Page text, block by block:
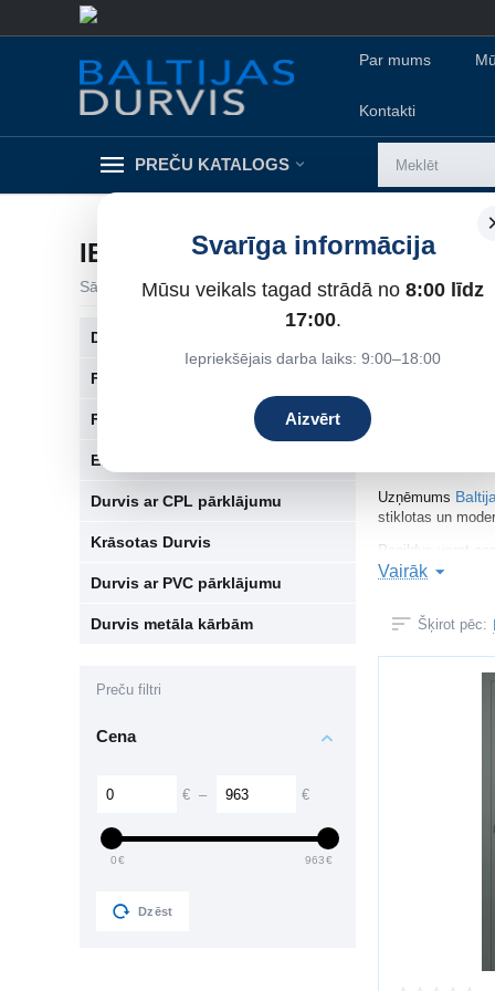
Par mums
Kontakti
PREČU KATALOGS
Svarīga informācija
Mūsu veikals tagad strādā no8:00 līdz
17:00.
Iepriekšējais darba laiks: 9:00–18:00
Aizvērt
IEKŠDURVIS
Sākums / Iekšdurvis
Ar durvju
Iekšdurvis ir
papildina telpas
Uzņēmums
stiklotas un
Papildus varat
Izvēloties
Laminētās
slēptās
Vairāk
Šķirot pēc:
DRE iekšdurvis
Finierētas Koka Iekšdurvis
Frēzētas Koka Iekšdurvis
Ekofinierētās durvis
Durvis ar CPL pārklājumu
Krāsotas Durvis
Durvis ar PVC pārklājumu
Durvis metāla kārbām
Preču filtri
Cena
€ – €
0€ 963€
Dzēst